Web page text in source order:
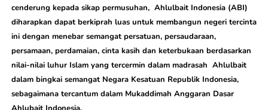
cenderung kepada sikap permusuhan, Ahlulbait Indonesia (ABI)
diharapkan dapat berkiprah luas untuk membangun negeri tercinta
ini dengan menebar semangat persatuan, persaudaraan,
persamaan, perdamaian, cinta kasih dan keterbukaan berdasarkan
nilai-nilai luhur Islam yang tercermin dalam madrasah Ahlulbait
dalam bingkai semangat Negara Kesatuan Republik Indonesia,
sebagaimana tercantum dalam Mukaddimah Anggaran Dasar